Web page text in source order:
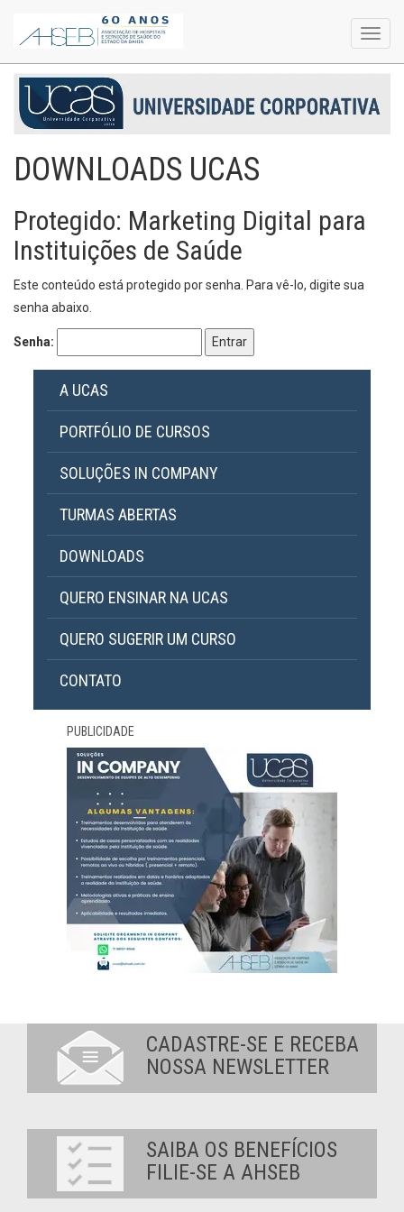
DOWNLOADS UCAS
Protegido: Marketing Digital para
Instituições de Saúde
Este conteúdo está protegido por senha. Para vê-lo, digite sua
senha abaixo.
Senha:
A UCAS
PORTFÓLIO DE CURSOS
SOLUÇÕES IN COMPANY
TURMAS ABERTAS
DOWNLOADS
QUERO ENSINAR NA UCAS
QUERO SUGERIR UM CURSO
CONTATO
PUBLICIDADE
CADASTRE-SE E RECEBA
NOSSA NEWSLETTER
SAIBA OS BENEFÍCIOS
FILIE-SE A AHSEB